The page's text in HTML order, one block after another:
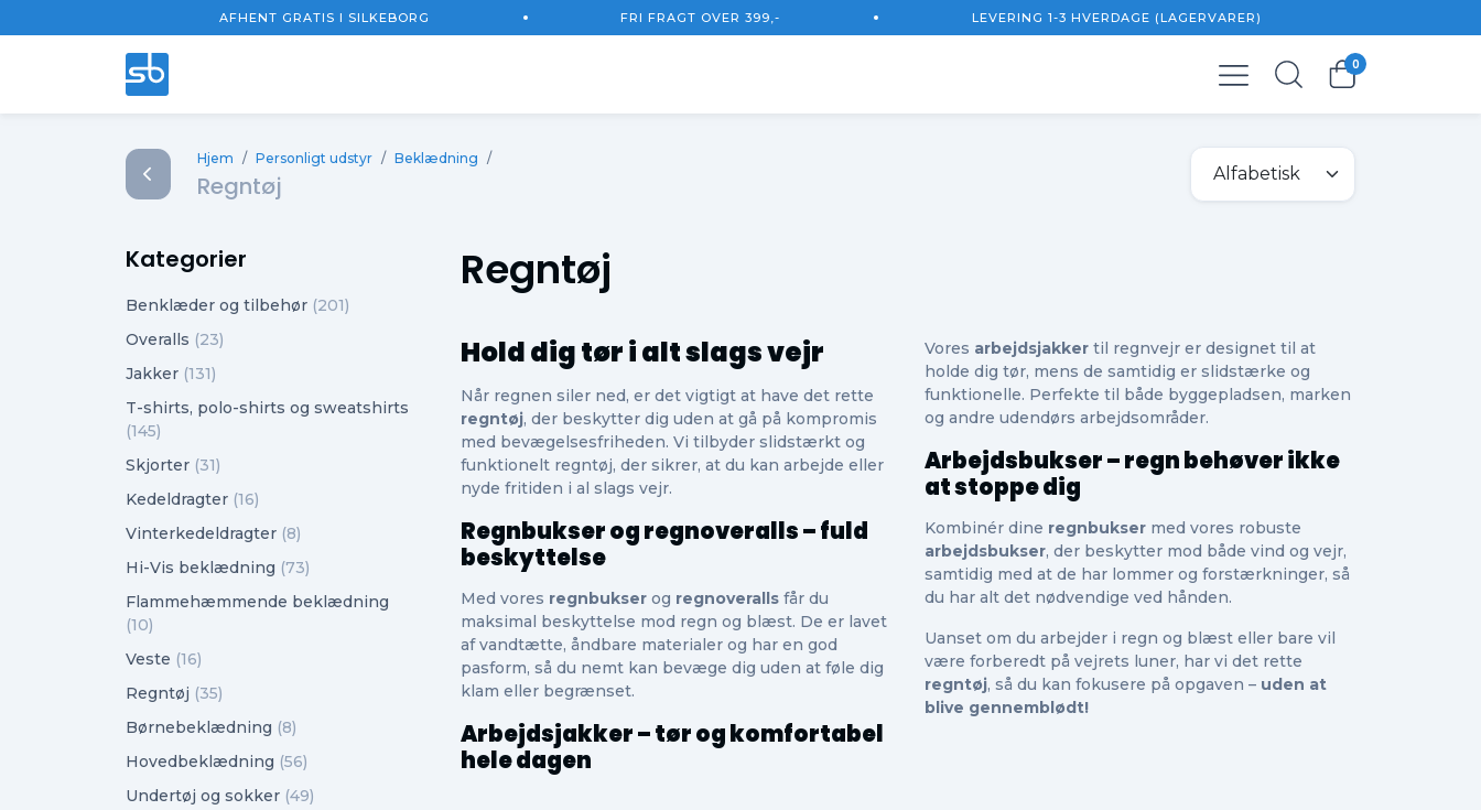
AFHENT GRATIS I SILKEBORG FRI FRAGT OVER 399,- LEVERING 1-3 HVERDAGE (LAGERVARER)
0
0,00 kr.
0,00 kr.
Hjem / Personligt udstyr / Beklædning /
Regntøj
Kategorier
Benklæder og tilbehør (201)
Overalls (23)
Jakker (131)
T-shirts, polo-shirts og sweatshirts
(145)
Skjorter (31)
Kedeldragter (16)
Vinterkedeldragter (8)
Hi-Vis beklædning (73)
Flammehæmmende beklædning
(10)
Veste (16)
Regntøj (35)
Børnebeklædning (8)
Hovedbeklædning (56)
Undertøj og sokker (49)
Regntøj
Hold dig tør i alt slags vejr
Når regnen siler ned, er det vigtigt at have det rette
regntøj, der beskytter dig uden at gå på kompromis
med bevægelsesfriheden. Vi tilbyder slidstærkt og
funktionelt regntøj, der sikrer, at du kan arbejde eller
nyde fritiden i al slags vejr.
Regnbukser og regnoveralls – fuld
beskyttelse
Med vores regnbukser og regnoveralls får du
maksimal beskyttelse mod regn og blæst. De er lavet
af vandtætte, åndbare materialer og har en god
pasform, så du nemt kan bevæge dig uden at føle dig
klam eller begrænset.
Arbejdsjakker – tør og komfortabel
hele dagen
Vores arbejdsjakker til regnvejr er designet til at
holde dig tør, mens de samtidig er slidstærke og
funktionelle. Perfekte til både byggepladsen, marken
og andre udendørs arbejdsområder.
Arbejdsbukser – regn behøver ikke
at stoppe dig
Kombinér dine regnbukser med vores robuste
arbejdsbukser, der beskytter mod både vind og vejr,
samtidig med at de har lommer og forstærkninger, så
du har alt det nødvendige ved hånden.
Uanset om du arbejder i regn og blæst eller bare vil
være forberedt på vejrets luner, har vi det rette
regntøj, så du kan fokusere på opgaven – uden at
blive gennemblødt!